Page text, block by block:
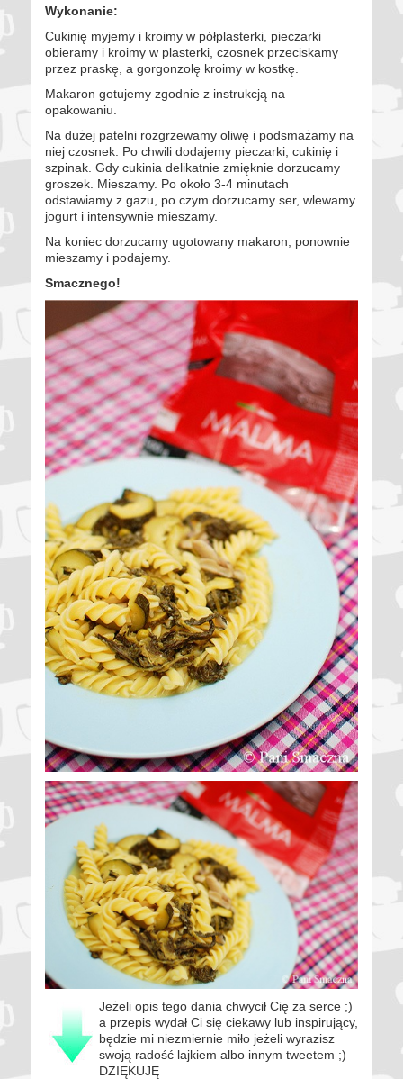
Wykonanie:
Cukinię myjemy i kroimy w półplasterki, pieczarki
obieramy i kroimy w plasterki, czosnek przeciskamy
przez praskę, a gorgonzolę kroimy w kostkę.
Makaron gotujemy zgodnie z instrukcją na
opakowaniu.
Na dużej patelni rozgrzewamy oliwę i podsmażamy na
niej czosnek. Po chwili dodajemy pieczarki, cukinię i
szpinak. Gdy cukinia delikatnie zmięknie dorzucamy
groszek. Mieszamy. Po około 3-4 minutach
odstawiamy z gazu, po czym dorzucamy ser, wlewamy
jogurt i intensywnie mieszamy.
Na koniec dorzucamy ugotowany makaron, ponownie
mieszamy i podajemy.
Smacznego!
Jeżeli opis tego dania chwycił Cię za serce ;)
a przepis wydał Ci się ciekawy lub inspirujący,
będzie mi niezmiernie miło jeżeli wyrazisz
swoją radość lajkiem albo innym tweetem ;)
DZIĘKUJĘ